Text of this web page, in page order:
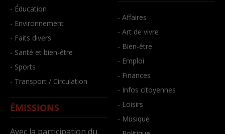
- Éducation
- Environnement
- Faits divers
- Santé et bien-être
- Sports
- Transport / Circulation
ÉMISSIONS
Avec la participation du
- Affaires
- Art de vivre
- Bien-être
- Emploi
- Finances
- Infos citoyennes
- Loisirs
- Musique